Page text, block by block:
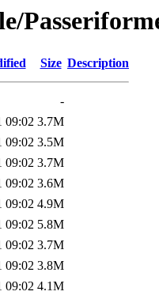
Size Description
-
09:02 3.7M
09:02 3.5M
09:02 3.7M
09:02 3.6M
09:02 4.9M
09:02 5.8M
09:02 3.7M
09:02 3.8M
09:02 4.1M